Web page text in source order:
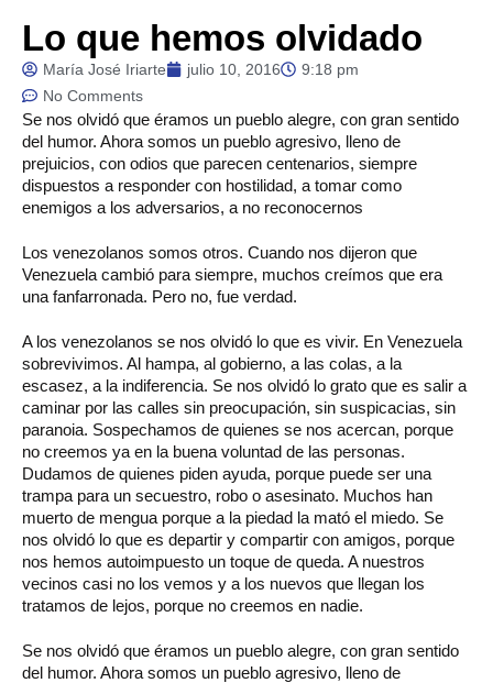
Lo que hemos olvidado
María José Iriarte julio 10, 2016
9:18 pm
No Comments
Se nos olvidó que éramos un pueblo alegre, con gran sentido
del humor. Ahora somos un pueblo agresivo, lleno de
prejuicios, con odios que parecen centenarios, siempre
dispuestos a responder con hostilidad, a tomar como
enemigos a los adversarios, a no reconocernos
Los venezolanos somos otros. Cuando nos dijeron que
Venezuela cambió para siempre, muchos creímos que era
una fanfarronada. Pero no, fue verdad.
A los venezolanos se nos olvidó lo que es vivir. En Venezuela
sobrevivimos. Al hampa, al gobierno, a las colas, a la
escasez, a la indiferencia. Se nos olvidó lo grato que es salir a
caminar por las calles sin preocupación, sin suspicacias, sin
paranoia. Sospechamos de quienes se nos acercan, porque
no creemos ya en la buena voluntad de las personas.
Dudamos de quienes piden ayuda, porque puede ser una
trampa para un secuestro, robo o asesinato. Muchos han
muerto de mengua porque a la piedad la mató el miedo. Se
nos olvidó lo que es departir y compartir con amigos, porque
nos hemos autoimpuesto un toque de queda. A nuestros
vecinos casi no los vemos y a los nuevos que llegan los
tratamos de lejos, porque no creemos en nadie.
Se nos olvidó que éramos un pueblo alegre, con gran sentido
del humor. Ahora somos un pueblo agresivo, lleno de